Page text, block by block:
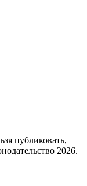
публиковать,
2026.